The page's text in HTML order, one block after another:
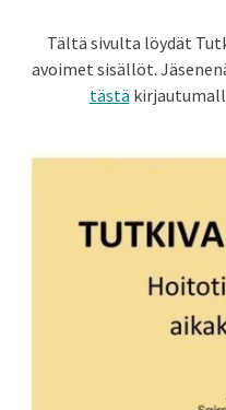
Tältä sivulta löydät
avoimet sisällöt.
tästä